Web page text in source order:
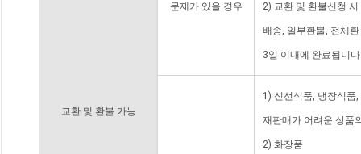
교환 및 환불 가능
문제가 있을 경우 2) 교환 및 환불신청
배송, 일부환불, 전체
3일 이내에 완료됩니
1) 신선식품, 냉장식품
재판매가 어려운 상품
2) 화장품